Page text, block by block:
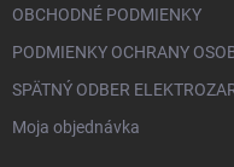
OBCHODNÉ PODMIENKY
PODMIENKY OCHRANY
SPÄTNÝ ODBER
Moja objednávka